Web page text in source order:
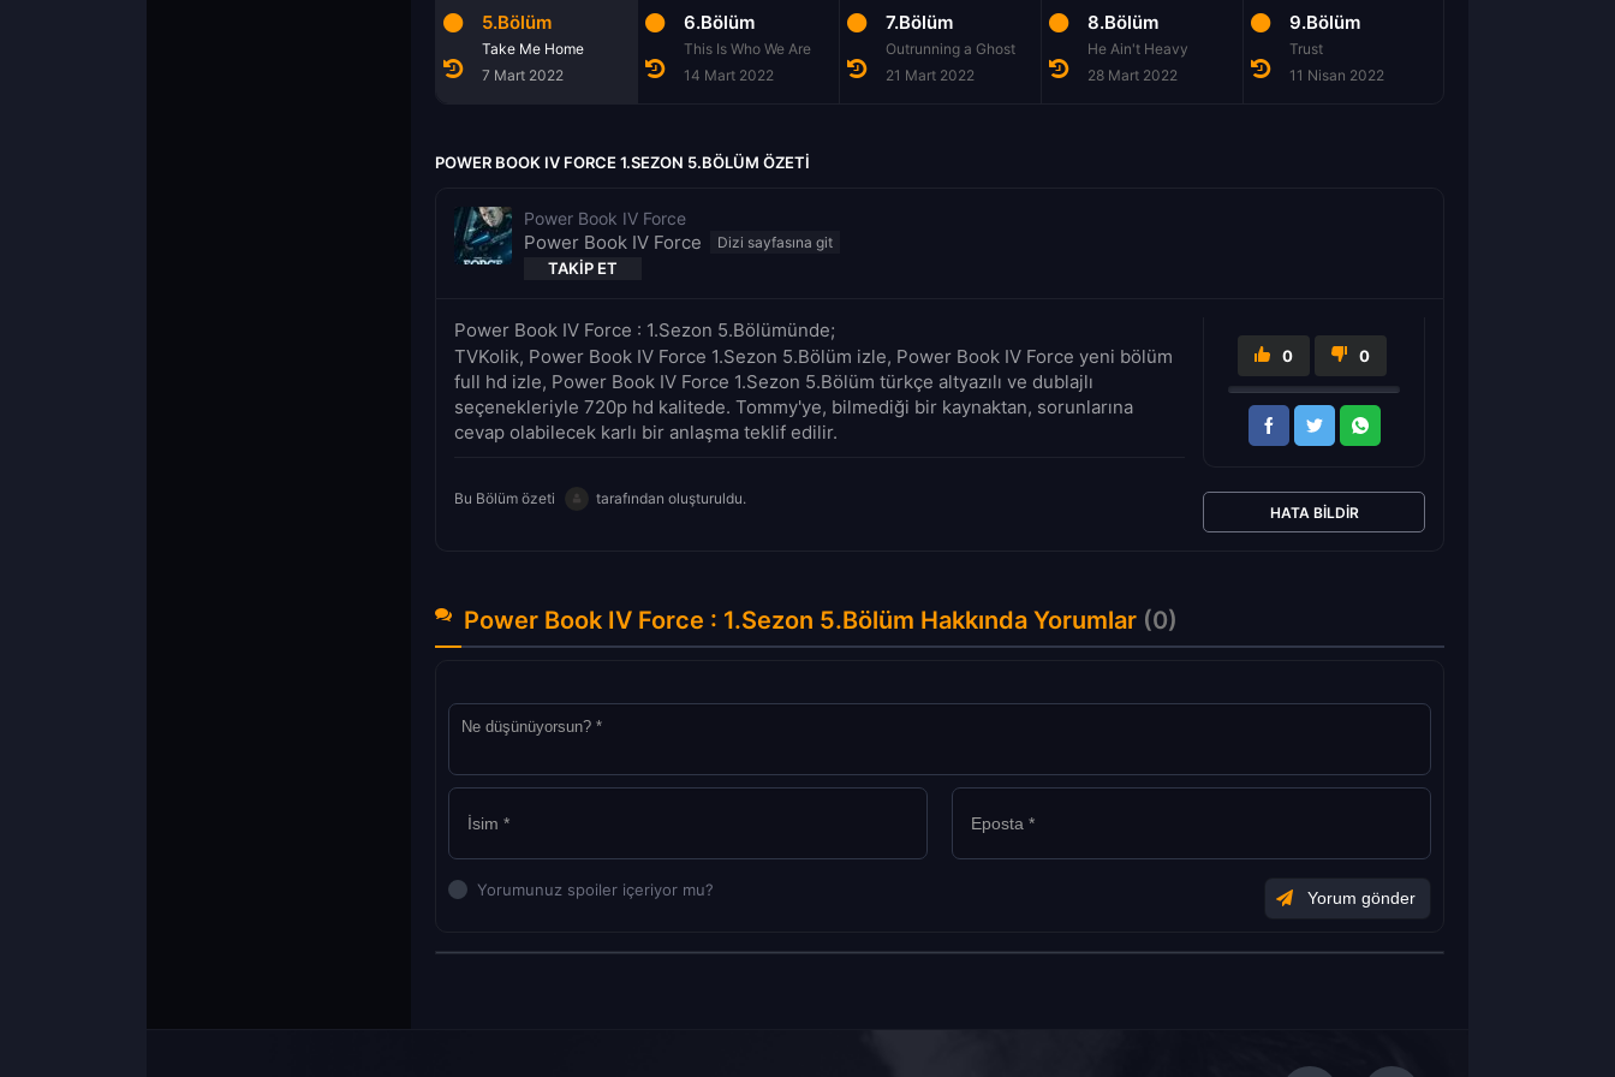
5.Bölüm
Take Me Home
7 Mart 2022
6.Bölüm
This Is Who We Are
14 Mart 2022
7.Bölüm
Outrunning a Ghost
21 Mart 2022
8.Bölüm
He Ain't Heavy
28 Mart 2022
9.Bölüm
Trust
11 Nisan 2022
POWER BOOK IV FORCE 1.SEZON 5.BÖLÜM ÖZETI
Power Book IV Force
Power Book IV Force
TAKIP ET
Power Book IV Force : 1.Sezon 5.Bölümünde;
TVKolik, Power Book IV Force 1.Sezon 5.Bölüm izle, Power Book IV Force yeni bölüm
full hd izle, Power Book IV Force 1.Sezon 5.Bölüm türkçe altyazılı ve dublajlı
seçenekleriyle 720p hd kalitede. Tommy'ye, bilmediği bir kaynaktan, sorunlarına
cevap olabilecek karlı bir anlaşma teklif edilir.
Bu Bölüm özeti tarafından oluşturuldu.
0 0
HATA BILDIR
Power Book IV Force : 1.Sezon 5.Bölüm Hakkında Yorumlar (0)
Yorumunuz spoiler içeriyor mu?